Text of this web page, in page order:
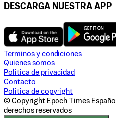
DESCARGA NUESTRA APP
Terminos y condiciones
Quienes somos
Politica de privacidad
Contacto
Politica de copyright
© Copyright Epoch Times Español
derechos reservados